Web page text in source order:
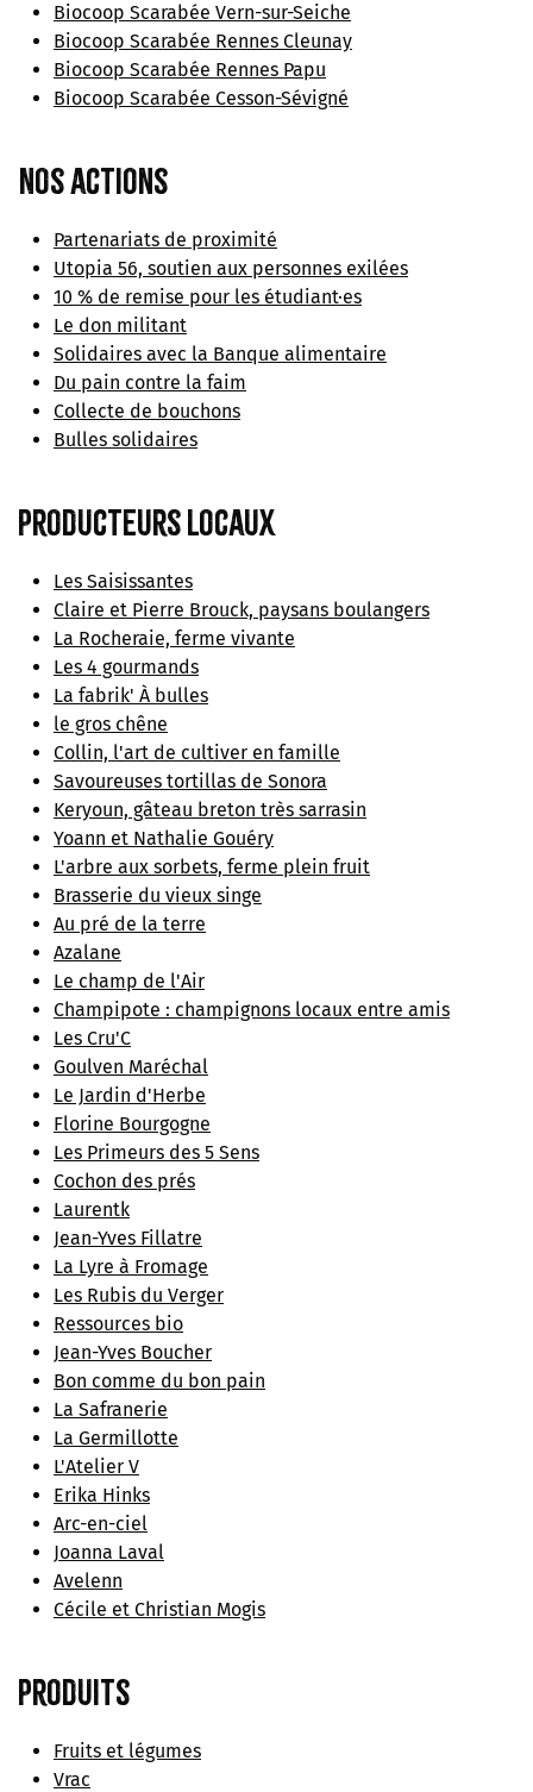
Biocoop Scarabée Vern-sur-Seiche
Biocoop Scarabée Rennes Cleunay
Biocoop Scarabée Rennes Papu
Biocoop Scarabée Cesson-Sévigné
Nos actions
Partenariats de proximité
Utopia 56, soutien aux personnes exilées
10 % de remise pour les étudiant·es
Le don militant
Solidaires avec la Banque alimentaire
Du pain contre la faim
Collecte de bouchons
Bulles solidaires
Producteurs locaux
Les Saisissantes
Claire et Pierre Brouck, paysans boulangers
La Rocheraie, ferme vivante
Les 4 gourmands
La fabrik' À bulles
le gros chêne
Collin, l'art de cultiver en famille
Savoureuses tortillas de Sonora
Keryoun, gâteau breton très sarrasin
Yoann et Nathalie Gouéry
L'arbre aux sorbets, ferme plein fruit
Brasserie du vieux singe
Au pré de la terre
Azalane
Le champ de l'Air
Champipote : champignons locaux entre amis
Les Cru'C
Goulven Maréchal
Le Jardin d'Herbe
Florine Bourgogne
Les Primeurs des 5 Sens
Cochon des prés
Laurentk
Jean-Yves Fillatre
La Lyre à Fromage
Les Rubis du Verger
Ressources bio
Jean-Yves Boucher
Bon comme du bon pain
La Safranerie
La Germillotte
L'Atelier V
Erika Hinks
Arc-en-ciel
Joanna Laval
Avelenn
Cécile et Christian Mogis
Produits
Fruits et légumes
Vrac